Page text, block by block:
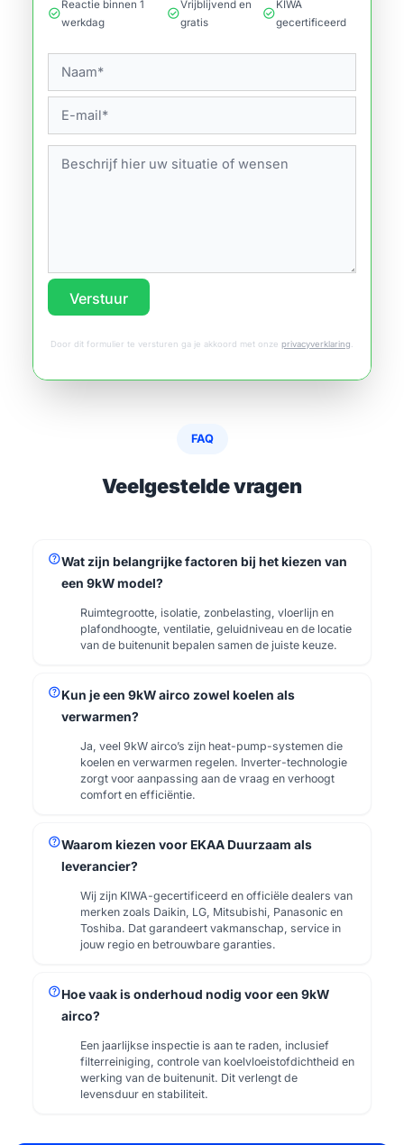
check_circle
Reactie binnen 1
werkdag
check_circle
Vrijblijvend en
gratis
check_circle
KIWA
gecertificeerd
Verstuur
Door dit formulier te versturen ga je akkoord met onze privacyverklaring
FAQ
Veelgestelde vragen
helpWat zijn belangrijke factoren bij het kiezen van
een 9kW model?
Ruimtegrootte, isolatie, zonbelasting, vloerlijn en
plafondhoogte, ventilatie, geluidniveau en de locatie
van de buitenunit bepalen samen de juiste keuze.
helpKun je een 9kW airco zowel koelen als
verwarmen?
Ja, veel 9kW airco’s zijn heat-pump-systemen die
koelen en verwarmen regelen. Inverter-technologie
zorgt voor aanpassing aan de vraag en verhoogt
comfort en efficiëntie.
helpWaarom kiezen voor EKAA Duurzaam als
leverancier?
Wij zijn KIWA-gecertificeerd en officiële dealers van
merken zoals Daikin, LG, Mitsubishi, Panasonic en
Toshiba. Dat garandeert vakmanschap, service in
jouw regio en betrouwbare garanties.
helpHoe vaak is onderhoud nodig voor een 9kW
airco?
Een jaarlijkse inspectie is aan te raden, inclusief
filterreiniging, controle van koelvloeistofdichtheid en
werking van de buitenunit. Dit verlengt de
levensduur en stabiliteit.